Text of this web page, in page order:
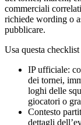
commerciali
richiede wording o
pubblicare.
Usa questa
IP ufficiale:
dei tornei,
loghi delle
giocatori o
Contesto
dettagli